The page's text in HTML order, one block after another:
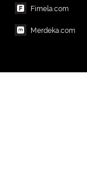
Fimela.com
Merdeka.com